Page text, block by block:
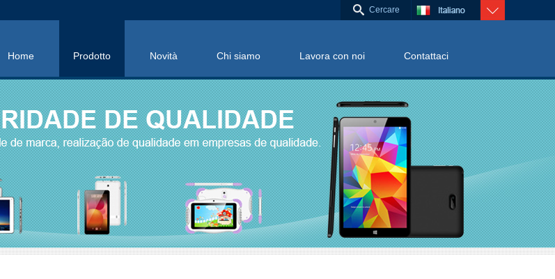
Home Prodotto Novità Chi siamo Lavora con noi Contattaci